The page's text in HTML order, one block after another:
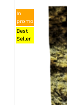
CONTATTI
In
promo
Best
Seller